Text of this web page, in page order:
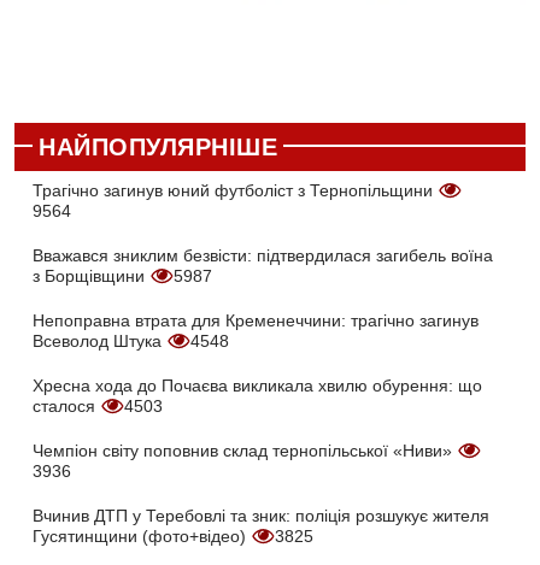
НАЙПОПУЛЯРНІШЕ
Трагічно загинув юний футболіст з Тернопільщини
9564
Вважався зниклим безвісти: підтвердилася загибель воїна
з Борщівщини
5987
Непоправна втрата для Кременеччини: трагічно загинув
Всеволод Штука
4548
Хресна хода до Почаєва викликала хвилю обурення: що
сталося
4503
Чемпіон світу поповнив склад тернопільської «Ниви»
3936
Вчинив ДТП у Теребовлі та зник: поліція розшукує жителя
Гусятинщини (фото+відео)
3825